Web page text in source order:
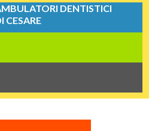
DENTISTICI
CESARE